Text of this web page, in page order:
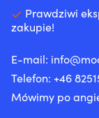
Prawdziwi
zakupie!
E-mail:
Telefon: +46 8251
Mówimy po